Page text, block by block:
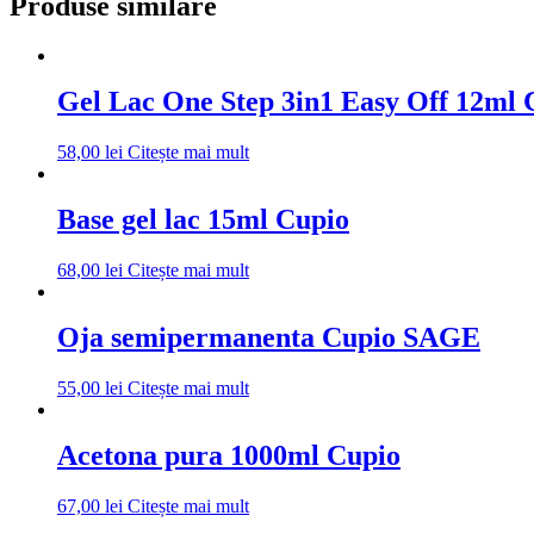
Gel Lac One Step 3in1 Easy Off 12ml
58,00 lei Citește mai mult
Base gel lac 15ml Cupio
68,00 lei Citește mai mult
Oja semipermanenta Cupio SAGE
55,00 lei Citește mai mult
Acetona pura 1000ml Cupio
67,00 lei Citește mai mult